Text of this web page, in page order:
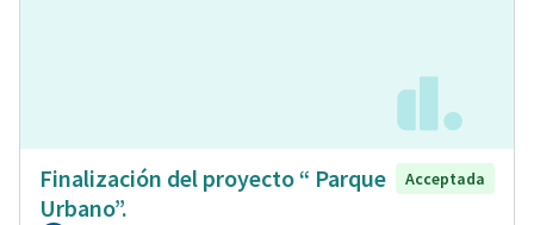
Finalización del proyecto “ Parque
Urbano”.
Acceptada